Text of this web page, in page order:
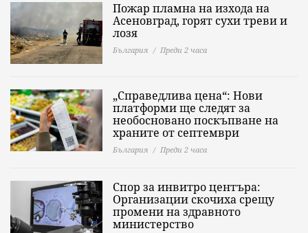
Пожар пламна на изхода на
Асеновград, горят сухи треви и
лозя
България Преди 2 часа
„Справедлива цена“: Нови
платформи ще следят за
необосновано поскъпване на
храните от септември
България Преди 2 часа
Спор за инвитро центъра:
Организации скочиха срещу
промени на здравното
министерство